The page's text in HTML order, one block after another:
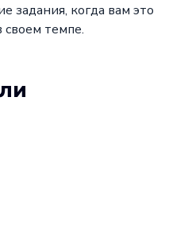
задания, когда вам это
своем темпе.